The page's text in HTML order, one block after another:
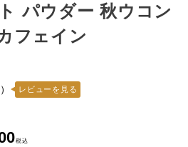
パウダー 秋ウコン
フェイン
） レビューを見る
税込